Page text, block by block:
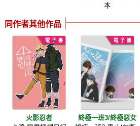
本
同作者其他作品
火影忍者
終極一班3/終極惡女